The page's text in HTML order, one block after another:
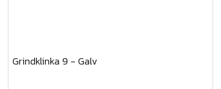
Grindklinka 9 - Galv